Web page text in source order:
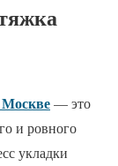
— это
и ровного
укладки